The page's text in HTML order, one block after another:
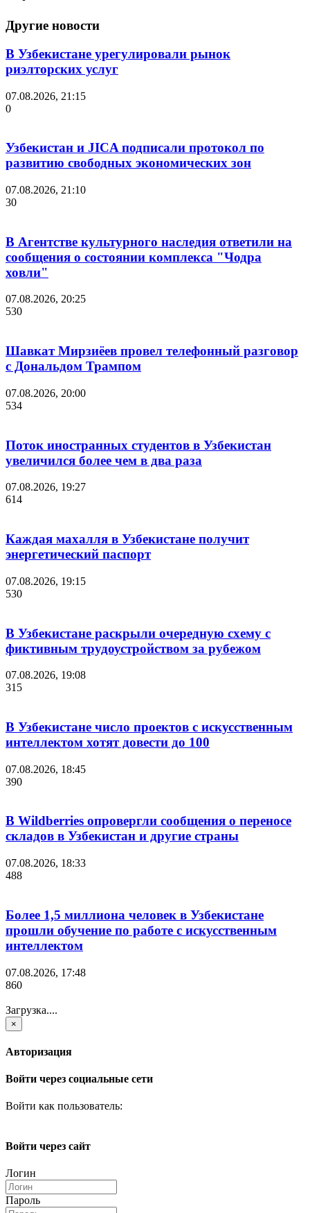
Другие новости
В Узбекистане урегулировали рынок
риэлторских услуг
07.08.2026, 21:15
0
Узбекистан и JICA подписали протокол по
развитию свободных экономических зон
07.08.2026, 21:10
30
В Агентстве культурного наследия ответили на
сообщения о состоянии комплекса "Чодра
ховли"
07.08.2026, 20:25
530
Шавкат Мирзиёев провел телефонный разговор
с Дональдом Трампом
07.08.2026, 20:00
534
Поток иностранных студентов в Узбекистан
увеличился более чем в два раза
07.08.2026, 19:27
614
Каждая махалля в Узбекистане получит
энергетический паспорт
07.08.2026, 19:15
530
В Узбекистане раскрыли очередную схему с
фиктивным трудоустройством за рубежом
07.08.2026, 19:08
315
В Узбекистане число проектов с искусственным
интеллектом хотят довести до 100
07.08.2026, 18:45
390
В Wildberries опровергли сообщения о переносе
складов в Узбекистан и другие страны
07.08.2026, 18:33
488
Более 1,5 миллиона человек в Узбекистане
прошли обучение по работе с искусственным
интеллектом
07.08.2026, 17:48
860
Загрузка....
×
Авторизация
Войти через социальные сети
Войти как пользователь:
Войти через сайт
Логин
Пароль